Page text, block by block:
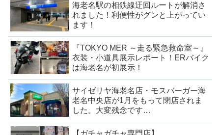
海老名駅の相鉄線迂回ルートが解消さ
れました！利便性がグンと上がってい
ます！
『TOKYO MER ～走る緊急救命室～』
衣装・小道具展示レポート！ERバイク
は海老名が初展示！
サイゼリヤ海老名店・モスバーガー海
老名中央店が1月をもって閉店されま
した。大変残念です…
【ガチャガチャ専門店】